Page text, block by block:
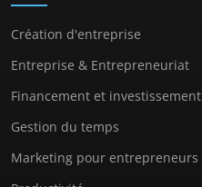
Création d'entreprise
Entreprise & Entrepreneuriat
Financement et investissement
Gestion du temps
Marketing pour entrepreneurs